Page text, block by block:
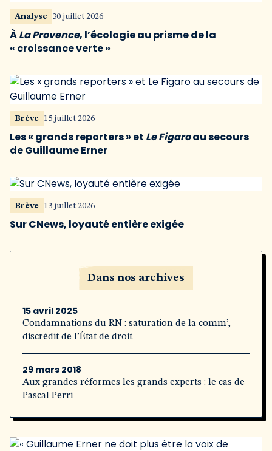
Analyse 30 juillet 2026
ÀLa Provence, l’écologie au prisme de la
« croissance verte »
Brève 15 juillet 2026
Les « grands reporters » et Le Figaroau secours
de Guillaume Erner
Brève 13 juillet 2026
Sur CNews, loyauté entière exigée
Dans nos archives
15 avril 2025
Condamnations du RN : saturation de la comm’,
discrédit de l’État de droit
29 mars 2018
Aux grandes réformes les grands experts : le cas de
Pascal Perri